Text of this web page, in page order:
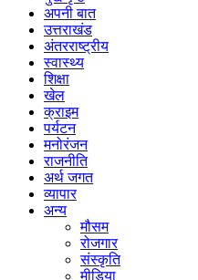
अपनी बात
उत्तराखंड
अंतरराष्ट्रीय
स्वास्थ्य
शिक्षा
खेल
क्राइम
पर्यटन
मनोरंजन
राजनीति
अर्थ जगत
व्यापार
अन्य
मौसम
रोजगार
संस्कृति
मीडिया